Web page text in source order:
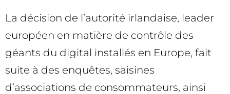
La décision de l’autorité irlandaise, leader
européen en matière de contrôle des
géants du digital installés en Europe, fait
suite à des enquêtes, saisines
d’associations de consommateurs, ainsi